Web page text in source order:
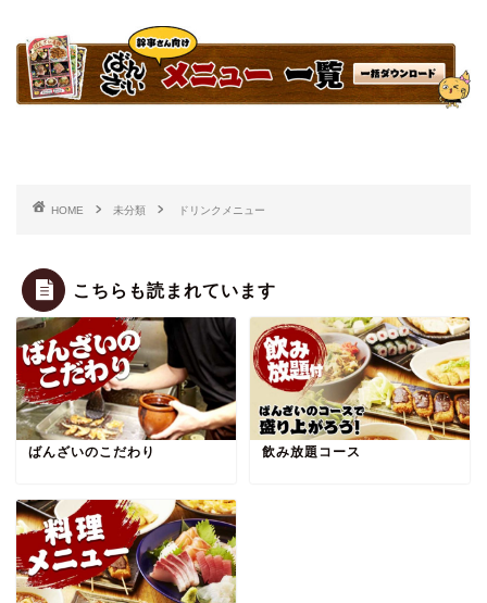
HOME 未分類 ドリンクメニュー
こちらも読まれています
ばんざいのこだわり 飲み放題コース